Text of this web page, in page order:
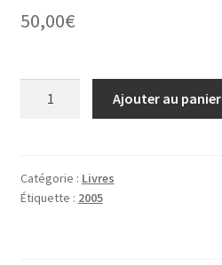
50,00€
de
NABU
Ajouter au panier
Catégorie : Livres
Étiquette : 2005